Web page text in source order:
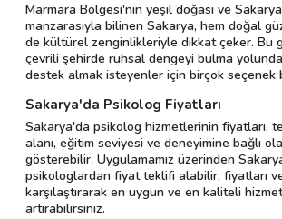
Marmara Bölgesi'nin yeşil doğası ve
manzarasıyla bilinen Sakarya, hem doğal
de kültürel zenginlikleriyle dikkat çeker. Bu
çevrili şehirde ruhsal dengeyi bulma
destek almak isteyenler için birçok seçenek
Sakarya'da Psikolog Fiyatları
Sakarya'da psikolog hizmetlerinin fiyatları,
alanı, eğitim seviyesi ve deneyimine bağlı
gösterebilir. Uygulamamız üzerinden
psikologlardan fiyat teklifi alabilir, fiyatları
karşılaştırarak en uygun ve en kaliteli hizmeti
artırabilirsiniz.